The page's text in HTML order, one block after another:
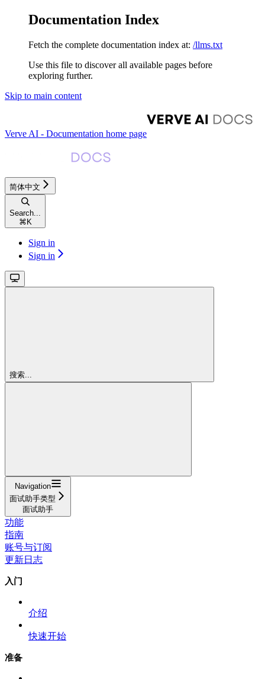
Documentation Index
Fetch the complete documentation index at: /llms.txt
Use this file to discover all available pages before
exploring further.
Skip to main content
Verve AI - Documentation home page
简体中文
Search...
⌘ K
Sign in
Sign in
搜索...
Navigation
面试助手类型
面试助手
功能
指南
账号与订阅
更新日志
入门
介绍
快速开始
准备